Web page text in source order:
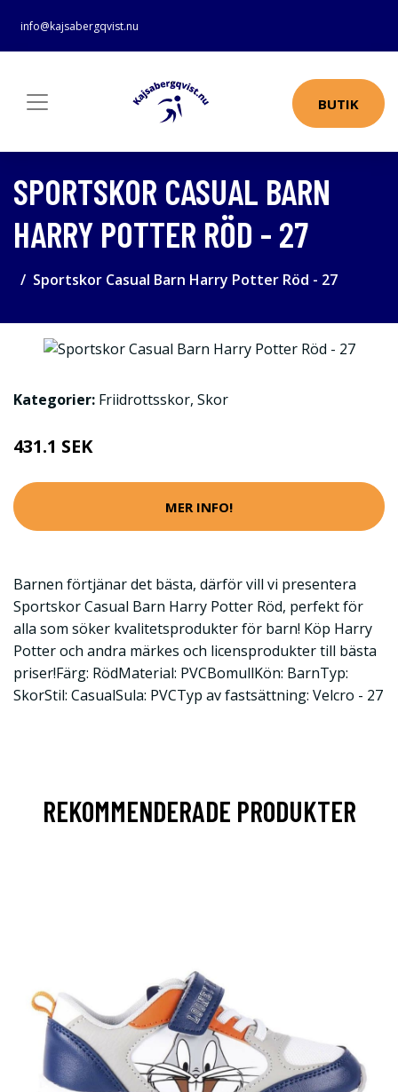
info@kajsabergqvist.nu
BUTIK
SPORTSKOR CASUAL BARN
HARRY POTTER RÖD - 27
Sportskor Casual Barn Harry Potter Röd - 27
Kategorier: Friidrottsskor, Skor
431.1 SEK
MER INFO!
Barnen förtjänar det bästa, därför vill vi presentera
Sportskor Casual Barn Harry Potter Röd, perfekt för
alla som söker kvalitetsprodukter för barn! Köp Harry
Potter och andra märkes och licensprodukter till bästa
priser!Färg: RödMaterial: PVCBomullKön: BarnTyp:
SkorStil: CasualSula: PVCTyp av fastsättning: Velcro - 27
REKOMMENDERADE PRODUKTER